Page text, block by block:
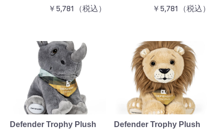
￥5,781（税込） ￥5,781（税込）
Defender Trophy Plush
Defender Trophy Plush